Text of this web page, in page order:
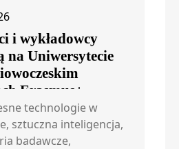
i wykładowcy
na Uniwersytecie
Erasmus+
technologie w
sztuczna inteligencja,
badawcze,